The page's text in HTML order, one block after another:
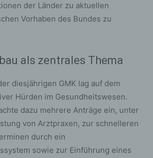
der Länder zu aktuellen
Vorhaben des Bundes zu
als zentrales Thema
diesjährigen GMK lag auf dem
Hürden im Gesundheitswesen.
dazu mehrere Anträge ein, unter
von Arztpraxen, zur schnelleren
durch ein
sowie zur Einführung eines